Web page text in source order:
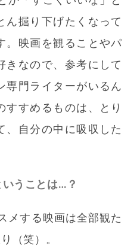
ん掘り下げたくなって
。映画を観ることやパ
きなので、参考にして
専門ライターがいるん
すすめるものは、とり
、自分の中に吸収した
うことは…？
メする映画は全部観た
（笑）。